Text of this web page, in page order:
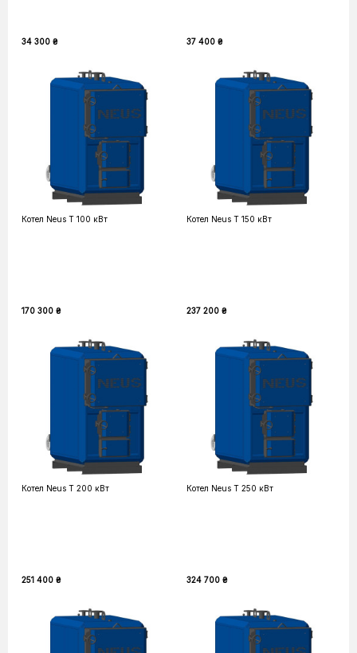
34 300 ₴ 37 400 ₴
Котел Neus T 100 кВт
170 300 ₴
Котел Neus T 150 кВт
237 200 ₴
Котел Neus T 200 кВт
251 400 ₴
Котел Neus T 250 кВт
324 700 ₴